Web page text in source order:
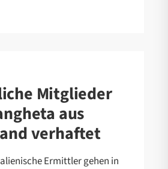
Mitglieder
aus
verhaftet
Ermittler gehen in